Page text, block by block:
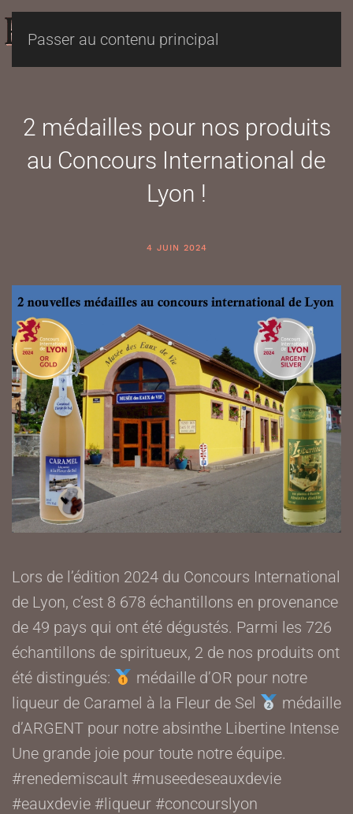
Passer au contenu principal
2 médailles pour nos produits
au Concours International de
Lyon !
4 JUIN 2024
Lors de l’édition 2024 du Concours International
de Lyon, c’est 8 678 échantillons en provenance
de 49 pays qui ont été dégustés. Parmi les 726
échantillons de spiritueux, 2 de nos produits ont
été distingués:
médaille d’OR pour notre
liqueur de Caramel à la Fleur de Sel
médaille
d’ARGENT pour notre absinthe Libertine Intense
Une grande joie pour toute notre équipe.
#renedemiscault #museedeseauxdevie
#eauxdevie #liqueur #concourslyon